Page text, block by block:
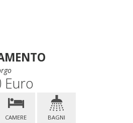
Euro
CAMERE BAGNI